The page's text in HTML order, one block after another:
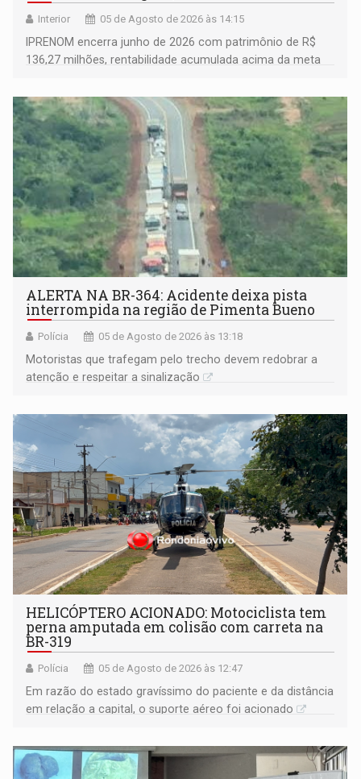
Interior 05 de Agosto de 2026 às 14:15
IPRENOM encerra junho de 2026 com patrimônio de R$
136,27 milhões, rentabilidade acumulada acima da meta
ALERTA NA BR-364: Acidente deixa pista
interrompida na região de Pimenta Bueno
Polícia 05 de Agosto de 2026 às 13:18
​Motoristas que trafegam pelo trecho devem redobrar a
atenção e respeitar a sinalização
HELICÓPTERO ACIONADO: Motociclista tem
perna amputada em colisão com carreta na
BR-319
Polícia 05 de Agosto de 2026 às 12:47
Em razão do estado gravíssimo do paciente e da distância
em relação a capital, o suporte aéreo foi acionado